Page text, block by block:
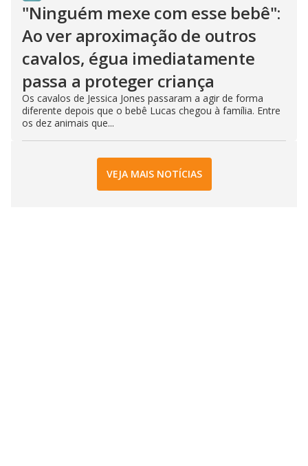
"Ninguém mexe com esse bebê":
Ao ver aproximação de outros
cavalos, égua imediatamente
passa a proteger criança
Os cavalos de Jessica Jones passaram a agir de forma
diferente depois que o bebê Lucas chegou à família. Entre
os dez animais que...
VEJA MAIS NOTÍCIAS